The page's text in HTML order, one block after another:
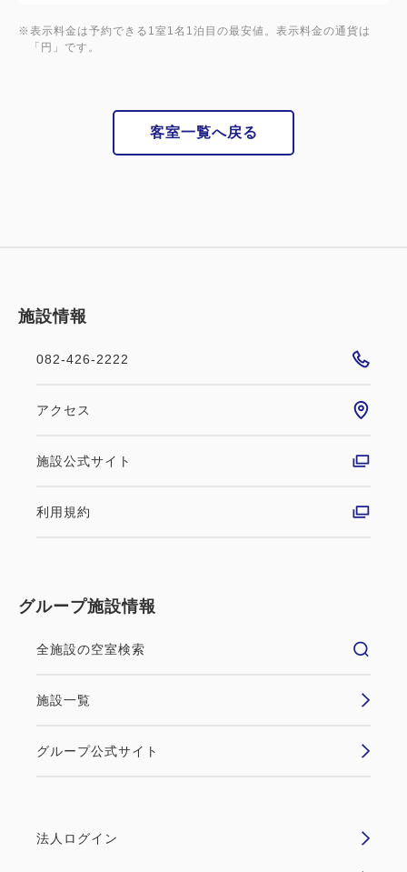
※表示料金は予約できる1室1名1泊目の最安値。表示料金の通貨は
「円」です。
客室一覧へ戻る
施設情報
082-426-2222
アクセス
施設公式サイト
利用規約
グループ施設情報
全施設の空室検索
施設一覧
グループ公式サイト
法人ログイン